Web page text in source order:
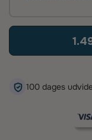
100 dages
100 dage – så